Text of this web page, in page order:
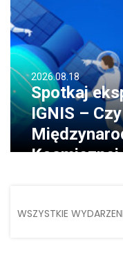
2026.08.18
Spotkaj
IGNIS –
Kosmicznej
WSZYSTKIE